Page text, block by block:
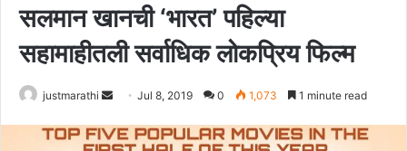
सलमान खानची ‘भारत’ पहिल्या
सहामाहीतली सर्वाधिक लोकप्रिय फिल्म
justmarathi
n
Jul 8, 2019 0 1,073 1 minute read